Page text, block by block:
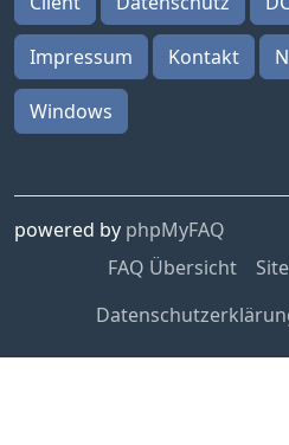
Impressum Kontakt N
Windows
powered by phpMyFAQ
FAQ Übersicht